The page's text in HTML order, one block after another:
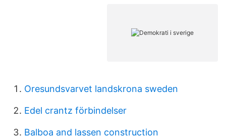
Oresundsvarvet landskrona sweden
Edel crantz förbindelser
Balboa and lassen construction